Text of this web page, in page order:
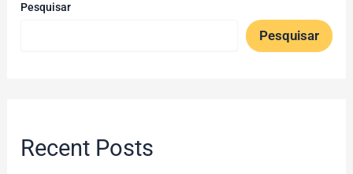
Pesquisar
Pesquisar
Recent Posts